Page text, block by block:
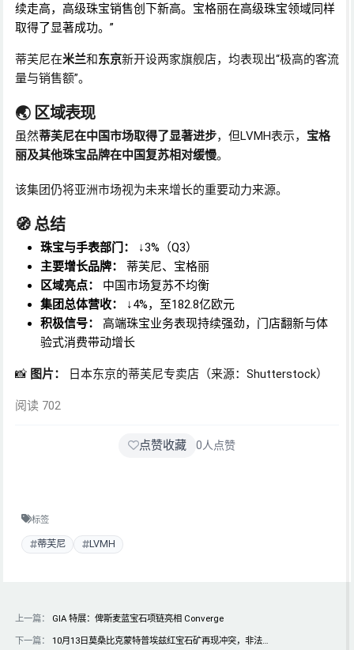
续走高，高级珠宝销售创下新高。宝格丽在高级珠宝领域同样
取得了显著成功。”
蒂芙尼在米兰和东京新开设两家旗舰店，均表现出“极高的客流
量与销售额”。
🌏 区域表现
虽然蒂芙尼在中国市场取得了显著进步，但LVMH表示， 宝格
丽及其他珠宝品牌在中国复苏相对缓慢。
该集团仍将亚洲市场视为未来增长的重要动力来源。
🧭 总结
珠宝与手表部门：
↓3%（Q3）
主要增长品牌：
蒂芙尼、宝格丽
区域亮点：
中国市场复苏不均衡
集团总体营收：
↓4%，至182.8亿欧元
积极信号：
高端珠宝业务表现持续强劲，门店翻新与体
验式消费带动增长
📸 图片： 日本东京的蒂芙尼专卖店（来源：Shutterstock）
阅读 702
点赞收藏 0人点赞
标签
蒂芙尼 LVMH
上一篇：
GIA 特展：俾斯麦蓝宝石项链亮相 Converge
下一篇：
10月13日莫桑比克蒙特普埃兹红宝石矿再现冲突，非法…